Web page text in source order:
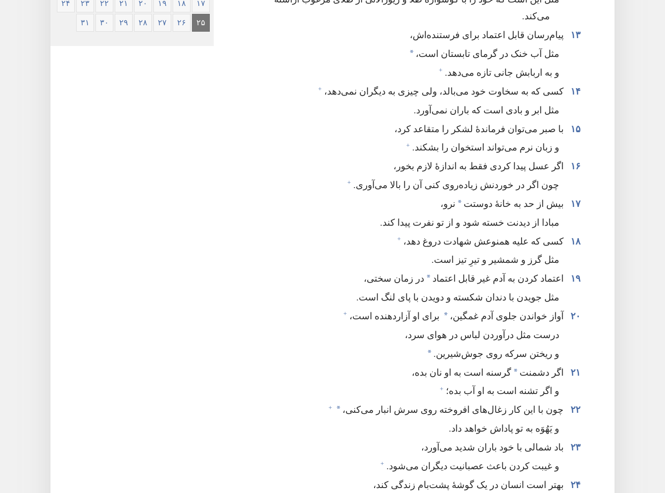
می‌کند.‏
۱۳
پیام‌رسان قابل اعتماد برای فرستنده‌اش،‏
مثل آب خنک در گرمای تابستان است،‏ *
و به اربابش جانی تازه می‌دهد.‏ +
۱۴ کسی که به سخاوت خود می‌بالد،‏ ولی چیزی به دیگران نمی‌دهد،‏ +
مثل ابر و بادی است که باران نمی‌آورد.‏
۱۵
با صبر می‌توان فرماندهٔ لشکر را متقاعد کرد،‏
و زبان نرم می‌تواند استخوان را بشکند.‏ +
۱۶
اگر عسل پیدا کردی فقط به اندازهٔ لازم بخور،‏
چون اگر در خوردنش زیاده‌روی کنی آن را بالا می‌آوری.‏ +
۱۷ بیش از حد به خانهٔ دوستت *نرو،‏
مبادا از دیدنت خسته شود و از تو نفرت پیدا کند.‏
۱۸
کسی که علیه همنوعش شهادت دروغ دهد،‏ +
مثل گرز و شمشیر و تیرِ تیز است.‏
۱۹
اعتماد کردن به آدم غیر قابل اعتماد *در زمان سختی،‏
مثل جویدن با دندان شکسته و دویدن با پای لنگ است.‏
۲۰
آواز خواندن جلوی آدم غمگین،‏ * برای او آزاردهنده است،‏ +
درست مثل درآوردن لباس در هوای سرد،‏
و ریختن سرکه روی جوش‌شیرین.‏ *
۲۱ اگر دشمنت *گرسنه است به او نان بده،‏
و اگر تشنه است به او آب بده؛‏ +
۲۲ چون با این کار زغال‌های افروخته روی سرش انبار می‌کنی،‏ *
+
و یَهُوَه به تو پاداش خواهد داد.‏
۲۳
باد شمالی با خود باران شدید می‌آورد،‏
و غیبت کردن باعث عصبانیت دیگران می‌شود.‏ +
۲۴
بهتر است انسان در یک گوشهٔ پشت‌بام زندگی کند،‏
۱۷ ۱۸ ۱۹ ۲۰ ۲۱ ۲۲ ۲۳ ۲۴
۲۵ ۲۶ ۲۷ ۲۸ ۲۹ ۳۰ ۳۱